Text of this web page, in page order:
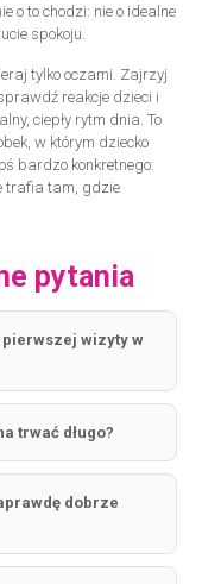
o to chodzi: nie o idealne
spokoju.
tylko oczami. Zajrzyj
reakcje dzieci i
ciepły rytm dnia. To
w którym dziecko
bardzo konkretnego:
trafia tam, gdzie
pytania
wizyty w
trwać długo?
dobrze